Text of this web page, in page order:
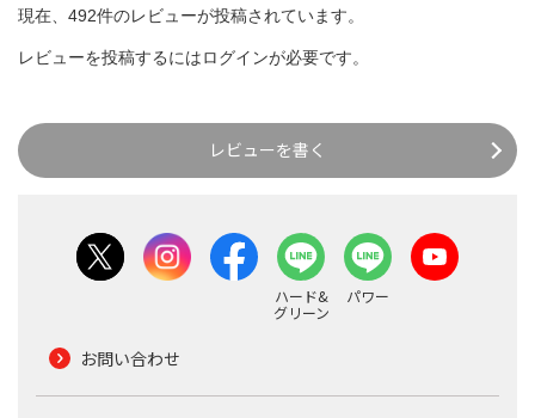
現在、492件のレビューが投稿されています。
レビューを投稿するにはログインが必要です。
レビューを書く
ハード&
グリーン
パワー
お問い合わせ